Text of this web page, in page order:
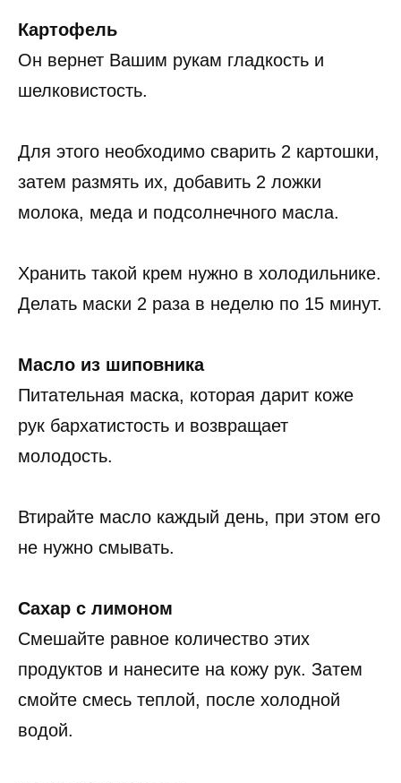
Картофель
Он вернет Вашим рукам гладкость и
шелковистость.
Для этого необходимо сварить 2 картошки,
затем размять их, добавить 2 ложки
молока, меда и подсолнечного масла.
Хранить такой крем нужно в холодильнике.
Делать маски 2 раза в неделю по 15 минут.
Масло из шиповника
Питательная маска, которая дарит коже
рук бархатистость и возвращает
молодость.
Втирайте масло каждый день, при этом его
не нужно смывать.
Сахар с лимоном
Смешайте равное количество этих
продуктов и нанесите на кожу рук. Затем
смойте смесь теплой, после холодной
водой.